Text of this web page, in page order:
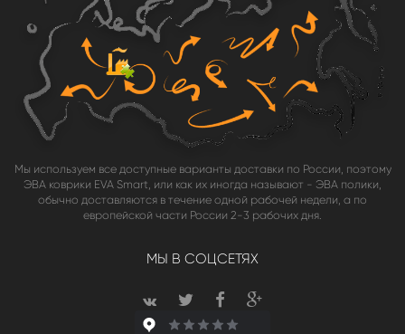
Мы используем все доступные варианты доставки по России, поэтому
ЭВА коврики EVA Smart, или как их иногда называют - ЭВА полики,
обычно доставляются в течение одной рабочей недели, а по
европейской части России 2-3 рабочих дня.
МЫ В СОЦСЕТЯХ